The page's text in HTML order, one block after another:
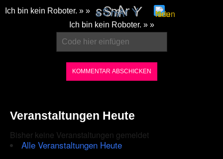
Ich bin kein Roboter. » »
the
to
Ich bin kein Roboter. » »
Veranstaltungen Heute
Bisher keine Veranstaltungen gemeldet
Alle Veranstaltungen Heute